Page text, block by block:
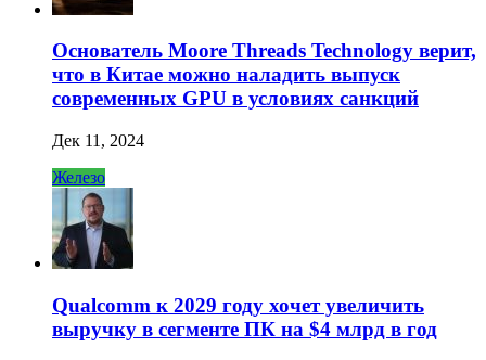
Основатель Moore Threads Technology верит,
что в Китае можно наладить выпуск
современных GPU в условиях санкций
Дек 11, 2024
Железо
Qualcomm к 2029 году хочет увеличить
выручку в сегменте ПК на $4 млрд в год